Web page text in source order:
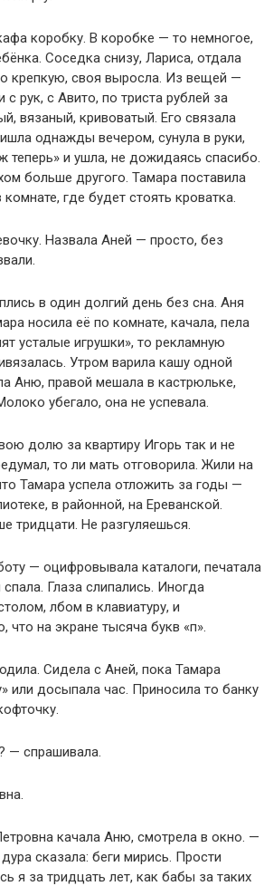
коробку. В коробке — то немногое,
Соседка снизу, Лариса, отдала
крепкую, своя выросла. Из вещей —
с рук, с Авито, по триста рублей за
вязаный, кривоватый. Его связала
однажды вечером, сунула в руки,
теперь» и ушла, не дожидаясь спасибо.
больше другого. Тамара поставила
где будет стоять кроватка.
Назвала Аней — просто, без
в один долгий день без сна. Аня
носила её по комнате, качала, пела
усталые игрушки», то рекламную
Утром варила кашу одной
Аню, правой мешала в кастрюльке,
убегало, она не успевала.
долю за квартиру Игорь так и не
то ли мать отговорила. Жили на
Тамара успела отложить за годы —
в районной, на Ереванской.
тридцати. Не разгуляешься.
— оцифровывала каталоги, печатала
Глаза слипались. Иногда
лбом в клавиатуру, и
что на экране тысяча букв «п».
Сидела с Аней, пока Тамара
или досыпала час. Приносила то банку
— спрашивала.
качала Аню, смотрела в окно. —
сказала: беги мирись. Прости
я за тридцать лет, как бабы за таких